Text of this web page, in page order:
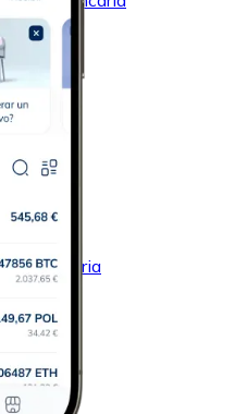
bancaria